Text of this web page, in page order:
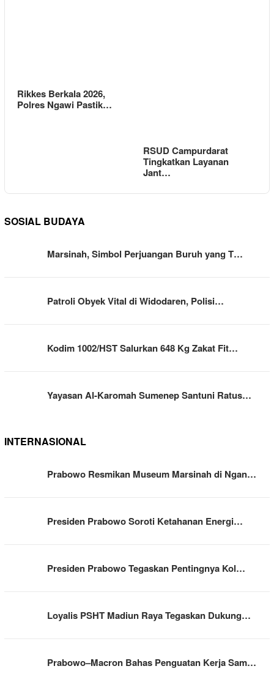
Rikkes Berkala 2026,
Polres Ngawi Pastik…
RSUD Campurdarat
Tingkatkan Layanan
Jant…
SOSIAL BUDAYA
Marsinah, Simbol Perjuangan Buruh yang T…
Patroli Obyek Vital di Widodaren, Polisi…
Kodim 1002/HST Salurkan 648 Kg Zakat Fit…
Yayasan Al-Karomah Sumenep Santuni Ratus…
INTERNASIONAL
Prabowo Resmikan Museum Marsinah di Ngan…
Presiden Prabowo Soroti Ketahanan Energi…
Presiden Prabowo Tegaskan Pentingnya Kol…
Loyalis PSHT Madiun Raya Tegaskan Dukung…
Prabowo–Macron Bahas Penguatan Kerja Sam…